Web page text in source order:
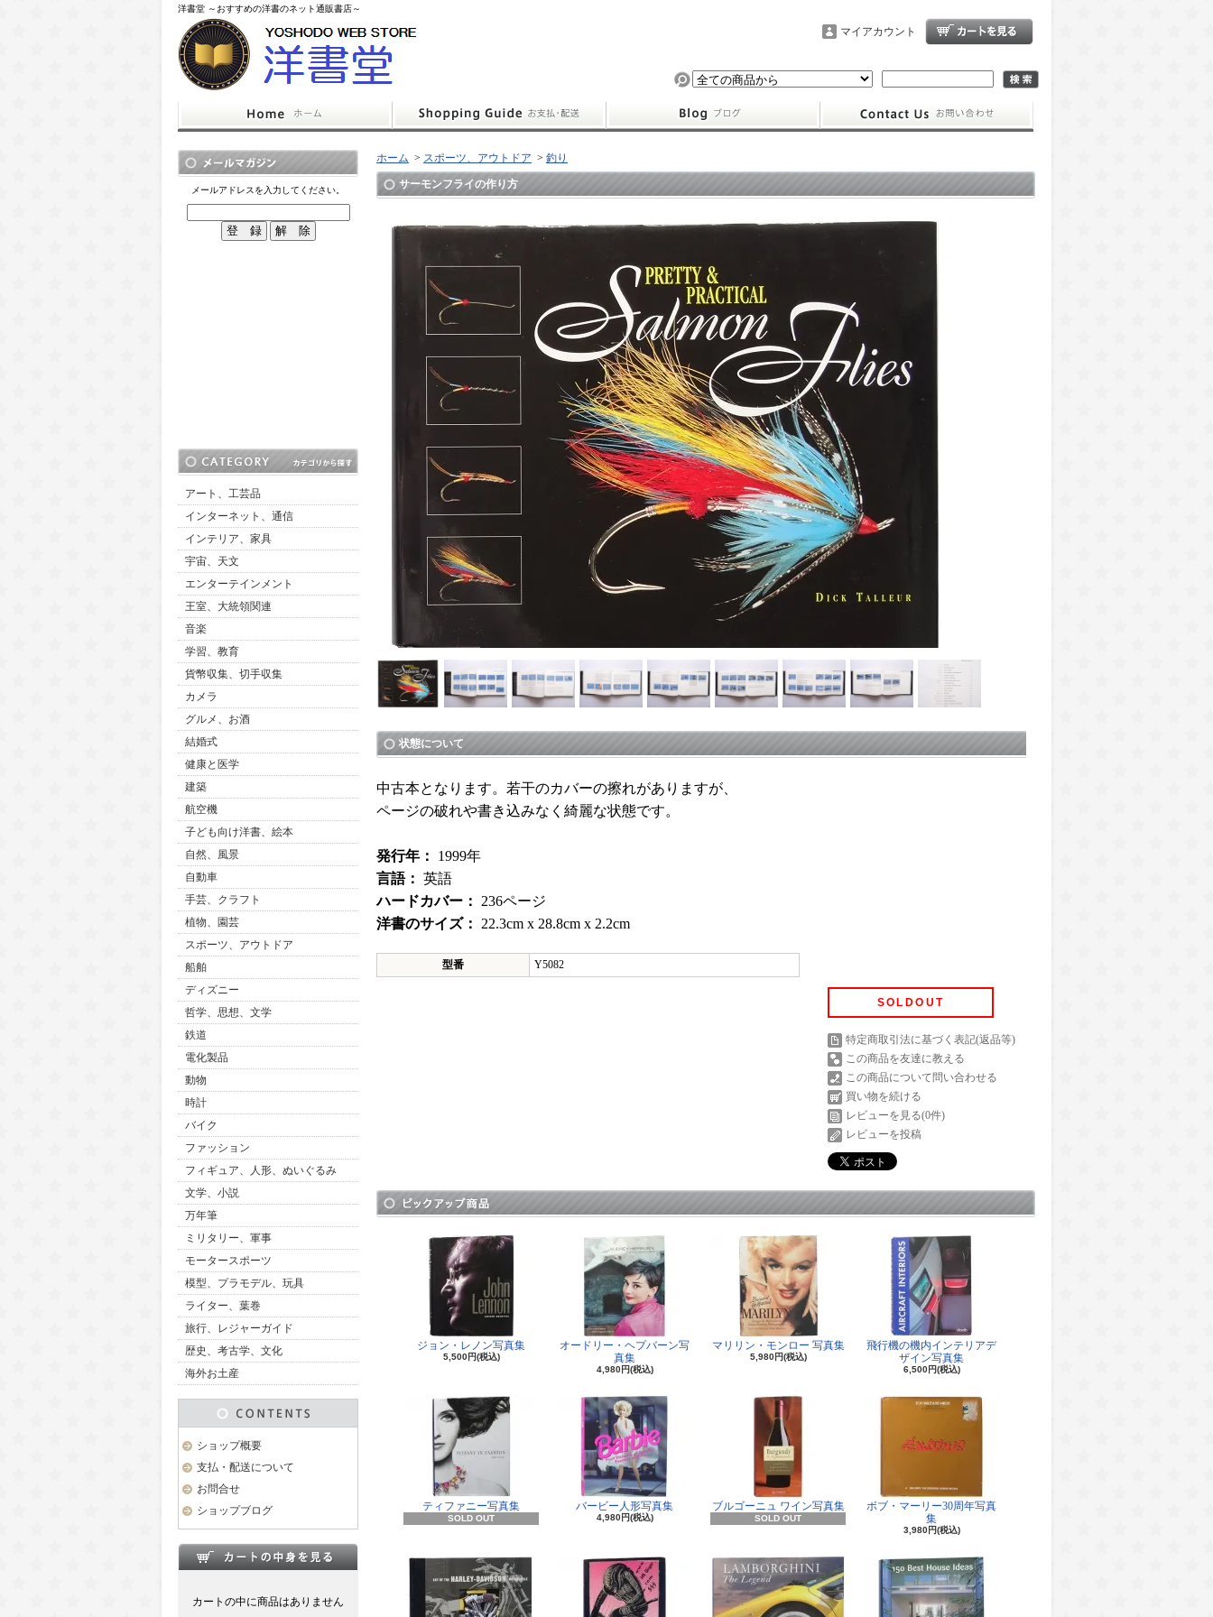
洋書堂 ～おすすめの洋書のネット通販書店～
マイアカウント
メールアドレスを入力してください。
アート、工芸品
インターネット、通信
インテリア、家具
宇宙、天文
エンターテインメント
王室、大統領関連
音楽
学習、教育
貨幣収集、切手収集
カメラ
グルメ、お酒
結婚式
健康と医学
建築
航空機
子ども向け洋書、絵本
自然、風景
自動車
手芸、クラフト
植物、園芸
スポーツ、アウトドア
船舶
ディズニー
哲学、思想、文学
鉄道
電化製品
動物
時計
バイク
ファッション
フィギュア、人形、ぬいぐるみ
文学、小説
万年筆
ミリタリー、軍事
モータースポーツ
模型、プラモデル、玩具
ライター、葉巻
旅行、レジャーガイド
歴史、考古学、文化
海外お土産
ショップ概要
支払・配送について
お問合せ
ショップブログ
カートの中に商品はありません
ホーム > スポーツ、アウトドア > 釣り
サーモンフライの作り方
状態について
中古本となります。若干のカバーの擦れがありますが、
ページの破れや書き込みなく綺麗な状態です。
発行年：
1999年
言語： 英語
ハードカバー：
236ページ
洋書のサイズ：
22.3cm x 28.8cm x 2.2cm
型番 Y5082
SOLDOUT
特定商取引法に基づく表記(返品等)
この商品を友達に教える
この商品について問い合わせる
買い物を続ける
レビューを見る(0件)
レビューを投稿
ジョン・レノン写真集
5,500円(税込)
オードリー・ヘプバーン写
真集
4,980円(税込)
マリリン・モンロー 写真集
5,980円(税込)
飛行機の機内インテリアデ
ザイン写真集
6,500円(税込)
ティファニー写真集
SOLD OUT
バービー人形写真集
4,980円(税込)
ブルゴーニュ ワイン写真集
SOLD OUT
ボブ・マーリー30周年写真
集
3,980円(税込)